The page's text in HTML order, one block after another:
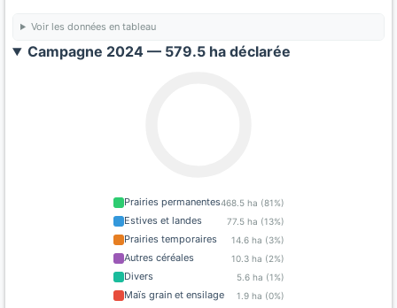
Voir les données en tableau
Campagne 2024 — 579.5 ha déclarée
Prairies permanentes468.5 ha (81%)
Estives et landes 77.5 ha (13%)
Prairies temporaires 14.6 ha (3%)
Autres céréales 10.3 ha (2%)
Divers 5.6 ha (1%)
Maïs grain et ensilage 1.9 ha (0%)